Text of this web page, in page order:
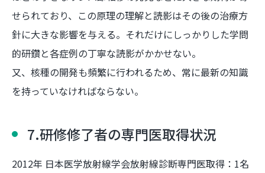
せられており、この原理の理解と読影はその後の治療方
針に大きな影響を与える。それだけにしっかりした学問
的研鑽と各症例の丁寧な読影がかかせない。
又、核種の開発も頻繁に行われるため、常に最新の知識
を持っていなければならない。
7.研修修了者の専門医取得状況
2012年 日本医学放射線学会放射線診断専門医取得：1名